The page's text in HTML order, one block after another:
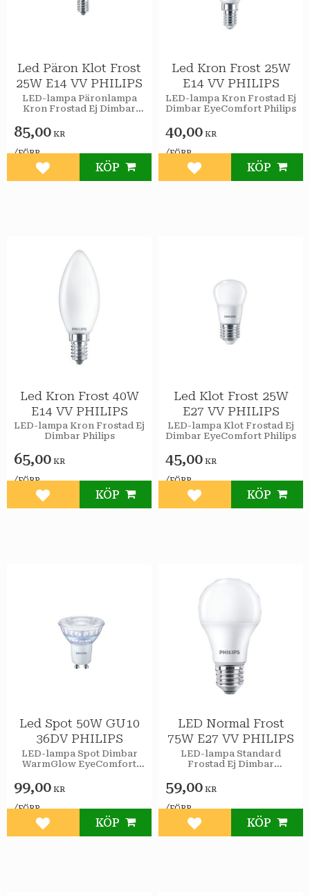
Led Päron Klot Frost
25W E14 VV PHILIPS
LED-lampa Päronlampa
Kron Frostad Ej Dimbar
85,00 KR
/FÖRP
Lägg till i favoriter
KÖP
Led Kron Frost 25W
E14 VV PHILIPS
LED-lampa Kron Frostad Ej
Dimbar EyeComfort Philips
40,00 KR
/FÖRP
Lägg till i favoriter
KÖP
Led Kron Frost 40W
E14 VV PHILIPS
LED-lampa Kron Frostad Ej
Dimbar Philips
65,00 KR
/FÖRP
Lägg till i favoriter
KÖP
Led Klot Frost 25W
E27 VV PHILIPS
LED-lampa Klot Frostad Ej
Dimbar EyeComfort Philips
45,00 KR
/FÖRP
Lägg till i favoriter
KÖP
Led Spot 50W GU10
36DV PHILIPS
LED-lampa Spot Dimbar
WarmGlow EyeComfort
99,00 KR
/FÖRP
Lägg till i favoriter
KÖP
LED Normal Frost
75W E27 VV PHILIPS
LED-lampa Standard
Frostad Ej Dimbar
59,00 KR
/FÖRP
Lägg till i favoriter
KÖP